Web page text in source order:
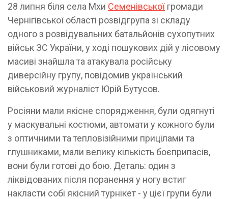
28 липня біля села Мхи Семенівськоїгромади
Чернігівської області розвідгрупа зі складу
одного з розвідувальних батальйонів сухопутних
військ ЗС України, у ході пошукових дій у лісовому
масиві знайшла та атакувала російську
диверсійну групу, повідомив український
військовий журналіст Юрій Бутусов.
Росіяни мали якісне спорядження, були одягнуті
у маскувальні костюми, автомати у кожного були
з оптичними та тепловізійними прицілами та
глушниками, мали велику кількість боєприпасів,
вони були готові до бою. Деталь: один з
ліквідованих після поранення у ногу встиг
накласти собі якісний турнікет - у цієї групи були